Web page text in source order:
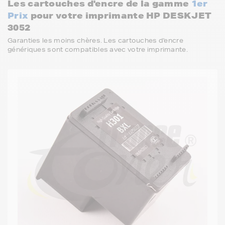
Les cartouches d'encre de la gamme 1er
Prix pour votre imprimante HP DESKJET
3052
Garanties les moins chères. Les cartouches d'encre
génériques sont compatibles avec votre imprimante.